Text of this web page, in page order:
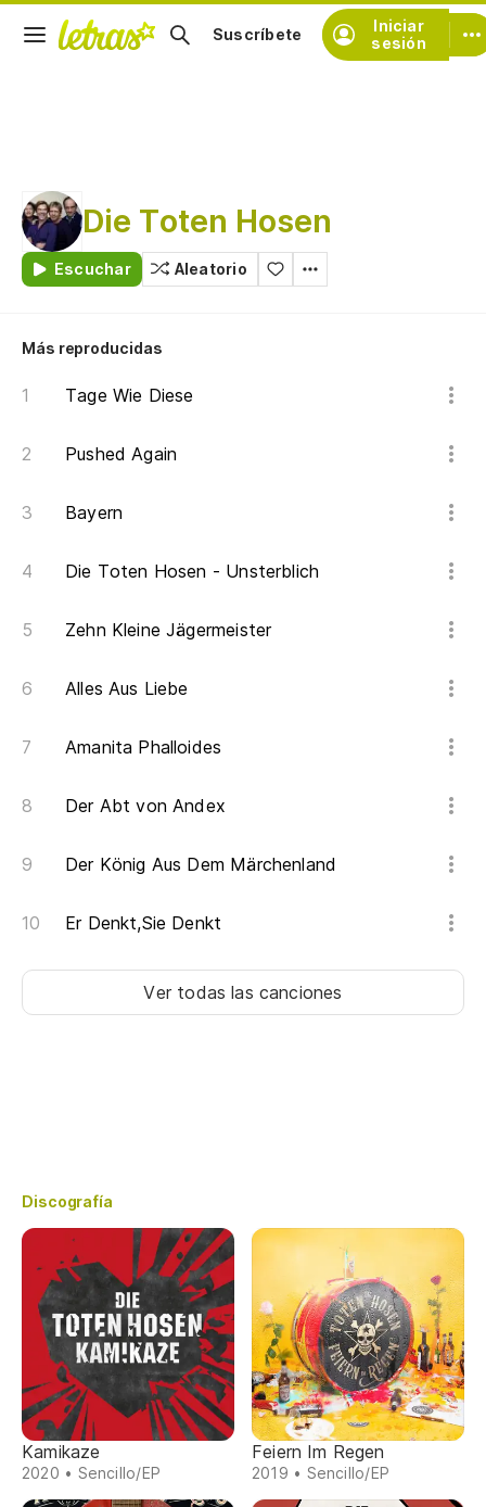
Iniciar
sesión
Suscríbete
Die Toten Hosen
Escuchar Aleatorio
Más reproducidas
Tage Wie Diese
Pushed Again
Bayern
Die Toten Hosen - Unsterblich
Zehn Kleine Jägermeister
Alles Aus Liebe
Amanita Phalloides
Der Abt von Andex
Der König Aus Dem Märchenland
Er Denkt,Sie Denkt
Ver todas las canciones
Discografía
Kamikaze
2020 • Sencillo/EP
Feiern Im Regen
2019 • Sencillo/EP